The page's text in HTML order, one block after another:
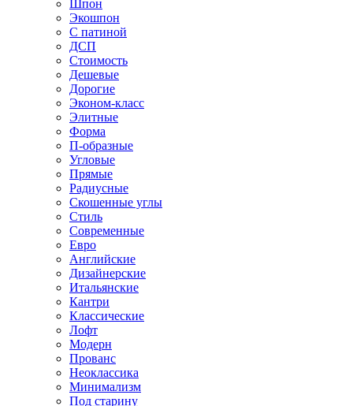
Шпон
Экошпон
С патиной
ДСП
Стоимость
Дешевые
Дорогие
Эконом-класс
Элитные
Форма
П-образные
Угловые
Прямые
Радиусные
Скошенные углы
Стиль
Современные
Евро
Английские
Дизайнерские
Итальянские
Кантри
Классические
Лофт
Модерн
Прованс
Неоклассика
Минимализм
Под старину